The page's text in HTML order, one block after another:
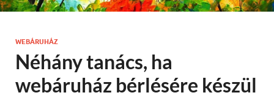
WEBÁRUHÁZ
Néhány tanács, ha
webáruház bérlésére készül